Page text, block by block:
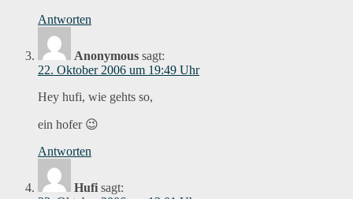
Antworten
Anonymous sagt:
22. Oktober 2006 um 19:49 Uhr
Hey hufi, wie gehts so,
ein hofer 😉
Antworten
Hufi sagt: